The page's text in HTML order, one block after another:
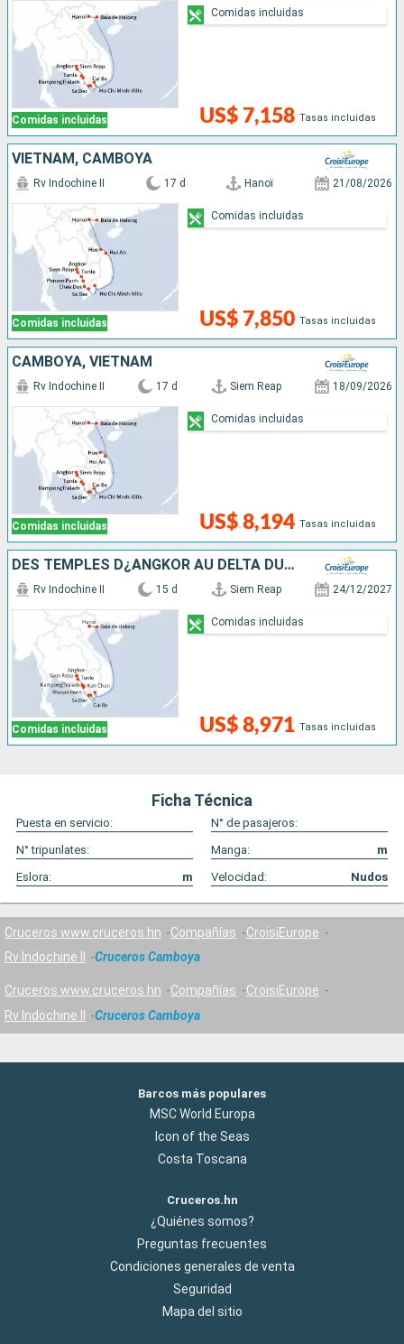
Comidas incluidas US$ 7,158 Tasas incluidas
Comidas incluidas
VIETNAM, CAMBOYA
Comidas incluidas
Rv Indochine II 17 d Hanoï 21/08/2026
US$ 7,850 Tasas incluidas
Comidas incluidas
CAMBOYA, VIETNAM
Comidas incluidas
Rv Indochine II 17 d Siem Reap 18/09/2026
US$ 8,194 Tasas incluidas
Comidas incluidas
DES TEMPLES D¿ANGKOR AU DELTA DU MÉKONG, VIVEZ DES FÊTES DE FIN D¿ANNÉE UNIQUES ET DÉPAYSANTES- & HANOÏ ET LA BAIE D'ALONG
Comidas incluidas
Rv Indochine II 15 d Siem Reap 24/12/2027
US$ 8,971 Tasas incluidas
Comidas incluidas
Ficha Técnica
Puesta en servicio:
N° de pasajeros:
N° tripunlates:
Manga:
m
Eslora:
m Velocidad: Nudos
Cruceros www.cruceros.hn Compañías
CroisiEurope
Rv Indochine II
Cruceros Camboya
Cruceros www.cruceros.hn Compañías
CroisiEurope
Rv Indochine II
Cruceros Camboya
Barcos más populares
MSC World Europa
Icon of the Seas
Costa Toscana
Cruceros.hn
¿Quiénes somos?
Preguntas frecuentes
Condiciones generales de venta
Seguridad
Mapa del sitio